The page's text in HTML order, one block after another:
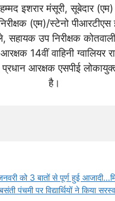
इशरार मंसूरी, सूबेदार
निरीक्षक (एम)/स्‍टेनो
सहायक उप निरीक्षक
आरक्षक 14वीं वाहिनी
प्रधान आरक्षक एसपीई
है।
को 3 बातों से पूर्ण हुई
पंचमी पर विद्यार्थियों ने किया